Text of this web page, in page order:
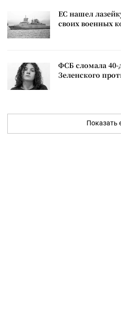
ЕС нашел
своих военных
ФСБ сломала
Зеленского
Показать